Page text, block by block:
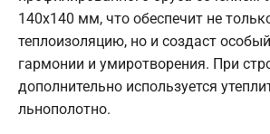
140х140 мм, что обеспечит не
теплоизоляцию, но и создаст
гармонии и умиротворения. При
дополнительно используется
льнополотно.